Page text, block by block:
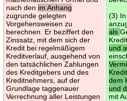
nach den im Anhang
zugrunde gelegten
Vorgehensweisen zu
berechnen. Er beziffert den
Zinssatz, mit dem sich der
Kredit bei regelmäßigem
Kreditverlauf, ausgehend von
den tatsächlichen Zahlungen
des Kreditgebers und des
Kreditnehmers, auf der
Grundlage taggenauer
Verrechnung aller Leistungen
(3)
als
und
dem
und
mit